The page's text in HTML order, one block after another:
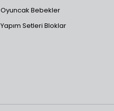
Oyuncak Bebekler
Yapım Setleri Bloklar